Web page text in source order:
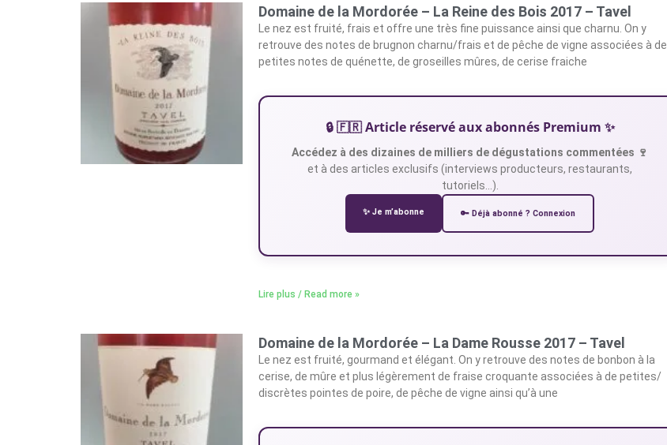
Domaine de la Mordorée – La Reine des Bois 2017 – Tavel
Le nez est fruité, frais et offre une très fine puissance ainsi que charnu. On y
retrouve des notes de brugnon charnu/frais et de pêche de vigne associées à de
petites notes de quénette, de groseilles mûres, de cerise fraiche
🔒 🇫🇷 Article réservé aux abonnés Premium ✨
Accédez à des dizaines de milliers de dégustations commentées 🍷
et à des articles exclusifs (interviews producteurs, restaurants,
tutoriels…).
✨ Je m’abonne 🔑 Déjà abonné ? Connexion
Lire plus / Read more »
Domaine de la Mordorée – La Dame Rousse 2017 – Tavel
Le nez est fruité, gourmand et élégant. On y retrouve des notes de bonbon à la
cerise, de mûre et plus légèrement de fraise croquante associées à de petites/
discrètes pointes de poire, de pêche de vigne ainsi qu’à une